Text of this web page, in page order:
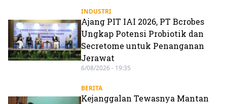
INDUSTRI
Ajang PIT IAI 2026, PT Bcrobes
Ungkap Potensi Probiotik dan
Secretome untuk Penanganan
Jerawat
6/08/2026 - 19:35
BERITA
Kejanggalan Tewasnya Mantan